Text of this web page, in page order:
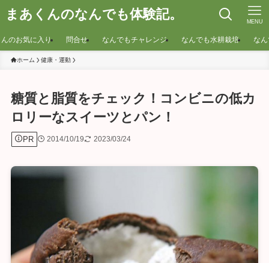
まあくんのなんでも体験記。 MENU
のお気に入り 問合せ なんでもチャレンジ なんでも水耕栽培 な
ホーム 健康・運動
糖質と脂質をチェック！コンビニの低カ
ロリーなスイーツとパン！
PR 2014/10/19 2023/03/24